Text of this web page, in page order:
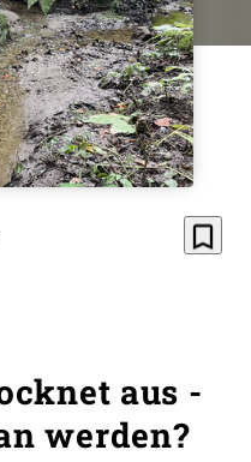
bookmark_border
aus -
werden?